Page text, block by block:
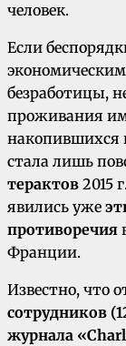
человек.
Если
безработицы,
проживания
накопившихся
стала лишь
терактов 2015 г.
явились уже
противоречия
Франции.
Известно, что
сотрудников
журнала